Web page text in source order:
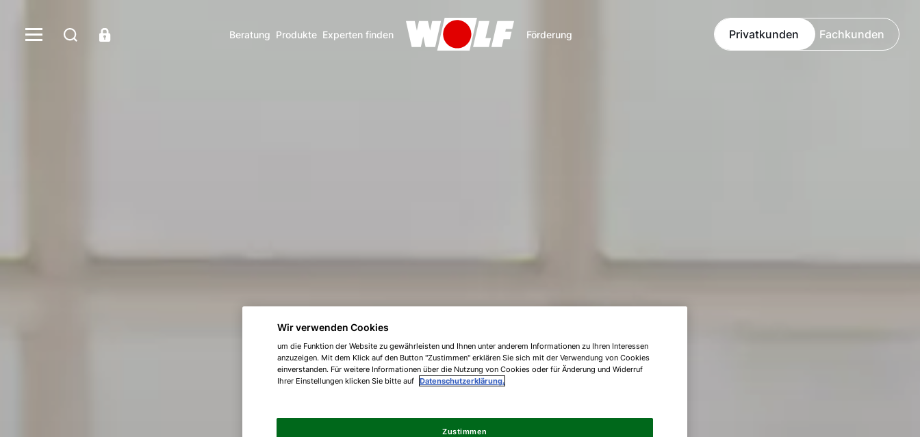
Beratung Produkte Experten finden Förderung Privatkunden Fachkunden
Wir verwenden Cookies
um die Funktion der Website zu gewährleisten und Ihnen unter anderem Informationen zu Ihren Interessen
anzuzeigen. Mit dem Klick auf den Button "Zustimmen" erklären Sie sich mit der Verwendung von Cookies
einverstanden. Für weitere Informationen über die Nutzung von Cookies oder für Änderung und Widerruf
Ihrer Einstellungen klicken Sie bitte auf Datenschutzerklärung.
Zustimmen